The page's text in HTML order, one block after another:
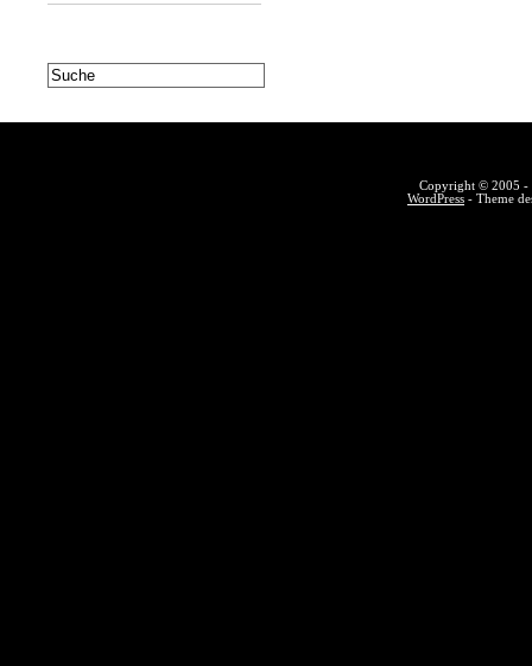
Copyright © 2005 -
WordPress - Theme